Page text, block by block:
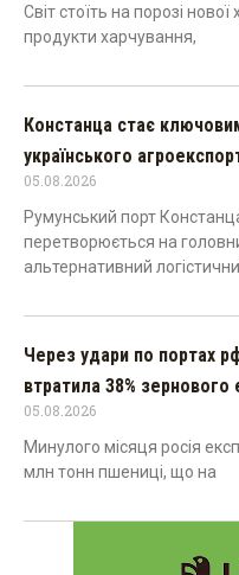
Світ стоїть на порозі нової
продукти харчування,
Констанца стає
українського
05.08.2026
Румунський порт
перетворюється на
альтернативний
Через удари по портах
втратила 38% зернового
05.08.2026
Минулого місяця росія
млн тонн пшениці, що на